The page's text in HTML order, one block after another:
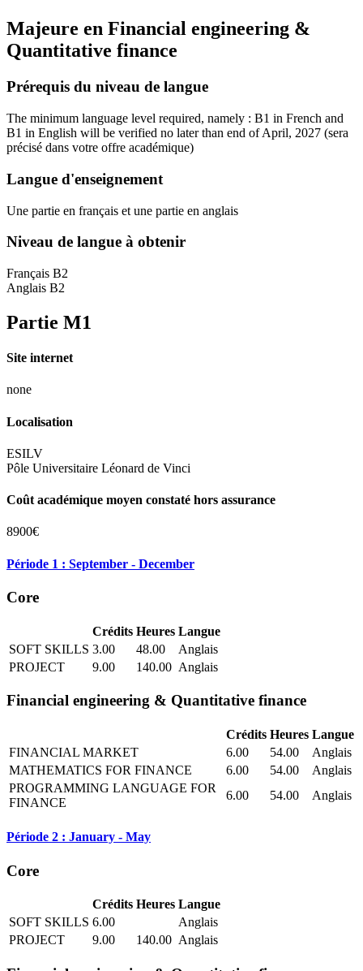
Majeure en Financial engineering &
Quantitative finance
Prérequis du niveau de langue
The minimum language level required, namely : B1 in French and
B1 in English will be verified no later than end of April, 2027 (sera
précisé dans votre offre académique)
Langue d'enseignement
Une partie en français et une partie en anglais
Niveau de langue à obtenir
Français B2
Anglais B2
Partie M1
Site internet
none
Localisation
ESILV
Pôle Universitaire Léonard de Vinci
Coût académique moyen constaté hors assurance
8900€
Période 1 : September - December
Core
Crédits Heures Langue
SOFT SKILLS 3.00 48.00
Anglais
PROJECT
9.00 140.00 Anglais
Financial engineering & Quantitative finance
Crédits Heures Langue
FINANCIAL MARKET
6.00 54.00
Anglais
MATHEMATICS FOR FINANCE
6.00 54.00
Anglais
PROGRAMMING LANGUAGE FOR
FINANCE
6.00 54.00 Anglais
Période 2 : January - May
Core
Crédits Heures Langue
SOFT SKILLS 6.00
Anglais
PROJECT
9.00 140.00 Anglais